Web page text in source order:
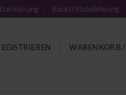
Rücktrittsbelehrung
WARENKORB /